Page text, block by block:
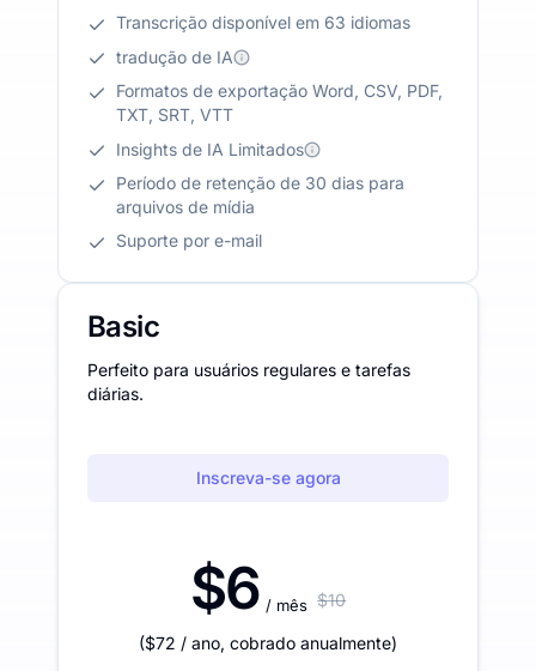
Transcrição disponível em 63 idiomas
tradução de IA
Formatos de exportação Word, CSV, PDF,
TXT, SRT, VTT
Insights de IA Limitados
Período de retenção de 30 dias para
arquivos de mídia
Suporte por e-mail
Basic
Perfeito para usuários regulares e tarefas
diárias.
Inscreva-se agora
$6 / mês $10
($72 / ano, cobrado anualmente)